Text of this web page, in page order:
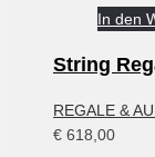
In den
String
REGALE &
€ 618,00